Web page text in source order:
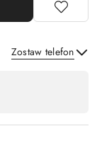
Zostaw telefon